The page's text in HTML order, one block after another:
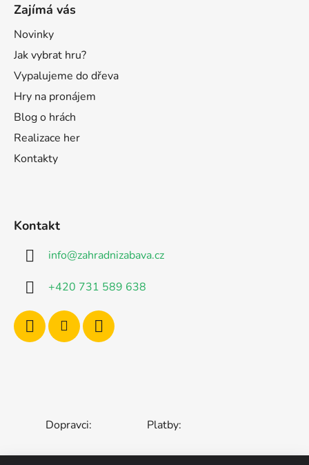
Zajímá vás
Novinky
Jak vybrat hru?
Vypalujeme do dřeva
Hry na pronájem
Blog o hrách
Realizace her
Kontakty
Kontakt
info@zahradnizabava.cz
+420 731 589 638
Dopravci: Platby: